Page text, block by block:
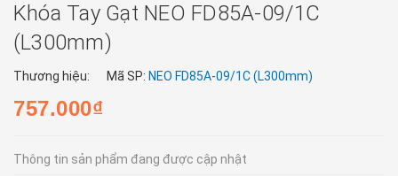
Khóa Tay Gạt NEO FD85A-09/1C
(L300mm)
Thương hiệu: Mã SP: NEO FD85A-09/1C (L300mm)
757.000₫
Thông tin sản phẩm đang được cập nhật